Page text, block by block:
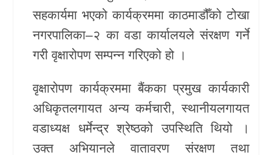
खेलकुद
Unicode
सहकार्यमा भएको कार्यक्रममा काठमाडौँको टोखा
नगरपालिका–२ का वडा कार्यालयले संरक्षण गर्ने
गरी वृक्षारोपण सम्पन्न गरिएको हो ।
वृक्षारोपण कार्यक्रममा बैंकका प्रमुख कार्यकारी
अधिकृतलगायत अन्य कर्मचारी, स्थानीयलगायत
वडाध्यक्ष धर्मेन्द्र श्रेष्ठको उपस्थिति थियो ।
उक्त अभियानले वातावरण संरक्षण तथा